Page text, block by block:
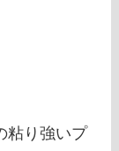
粘り強いプ